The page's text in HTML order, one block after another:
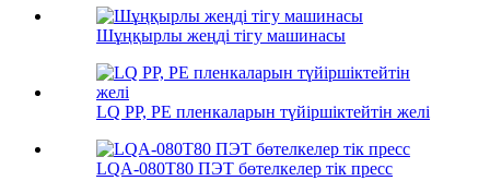
Шұңқырлы жеңді тігу машинасы
LQ PP, PE пленкаларын түйіршіктейтін желі
LQA-080T80 ПЭТ бөтелкелер тік пресс